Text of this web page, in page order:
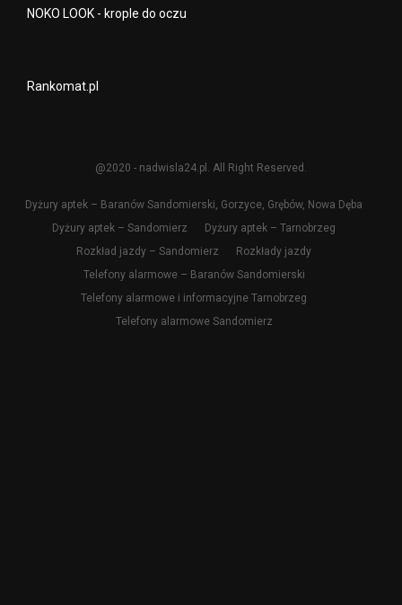
NOKO LOOK - krople do oczu
Rankomat.pl
@2020 - nadwisla24.pl. All Right Reserved.
Dyżury aptek – Baranów Sandomierski, Gorzyce, Grębów, Nowa Dęba
Dyżury aptek – Sandomierz
Dyżury aptek – Tarnobrzeg
Rozkład jazdy – Sandomierz
Rozkłady jazdy
Telefony alarmowe – Baranów Sandomierski
Telefony alarmowe i informacyjne Tarnobrzeg
Telefony alarmowe Sandomierz